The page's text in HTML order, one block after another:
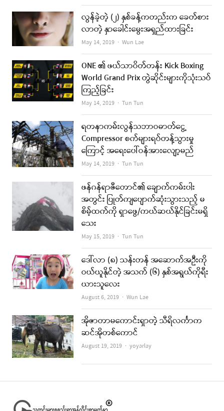
လွန်ခဲ့တဲ့ (၂) နှစ်ခန့်ကတည်းက ခေတ်စား
လာတဲ့ နှာခေါင်းမွေးအရှည်ထားခြင်း
May 14, 2019 Author
Wun Lae
ONE ၏ ဖယ်သာဝိတ်တန်း Kick Boxing
World Grand Prix တွဲဆိုင်းများကိုသုံးသပ်
ကြည့်ခြင်း
May 14, 2019 Author
Tun Tun
ရတနာကမ်းလွန်သဘာဝဓာတ်ငွေ့
Compressor စက်များရပ်တန့်သွားမှု
ကြောင့် အရေးပေါ်ဝန်အားလျော့မည်
May 14, 2019 Author
Tun Tun
ဖန်ဂန်ရာဇီတောင်၏ ချောက်ကမ်းပါး
အတွင်း ပြုတ်ကျပျောက်ဆုံးသွားသည့် မ
စိမ့်ထက်ကို ရှာဖွေ/ကယ်ဆယ်နိုင်ခြင်းမရှိ
သေး
May 15, 2019 Author
Tun Tun
ဒေါ်လာ (၈) သန်းတန် အဆောက်အဦးကို
ဝယ်ယူနိုင်တဲ့ အသက် (၆) နှစ်အရွယ်ကိုရီး
ယားသူလေး
August 6, 2019 Author
Wun Lae
အိုဇာတာမကောင်းရှာတဲ့ သီရိလင်္ကာက
ဆင်အိုတစ်ကောင်
August 19, 2019 Author
yoyarlay